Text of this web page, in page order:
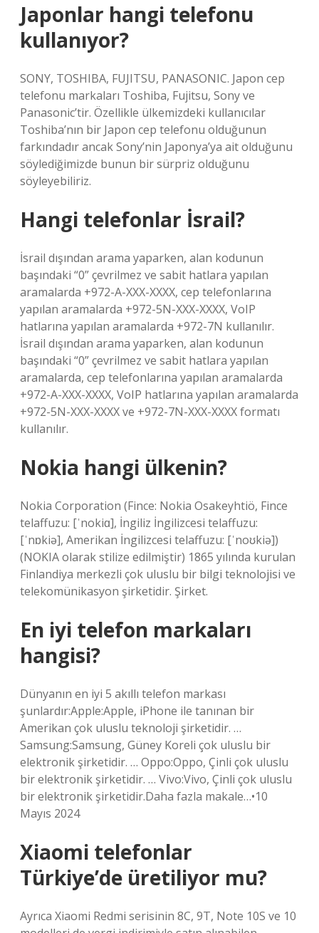
Japonlar hangi telefonu
kullanıyor?
SONY, TOSHIBA, FUJITSU, PANASONIC. Japon cep
telefonu markaları Toshiba, Fujitsu, Sony ve
Panasonic’tir. Özellikle ülkemizdeki kullanıcılar
Toshiba’nın bir Japon cep telefonu olduğunun
farkındadır ancak Sony’nin Japonya’ya ait olduğunu
söylediğimizde bunun bir sürpriz olduğunu
söyleyebiliriz.
Hangi telefonlar İsrail?
İsrail dışından arama yaparken, alan kodunun
başındaki “0” çevrilmez ve sabit hatlara yapılan
aramalarda +972-A-XXX-XXXX, cep telefonlarına
yapılan aramalarda +972-5N-XXX-XXXX, VoIP
hatlarına yapılan aramalarda +972-7N kullanılır.
İsrail dışından arama yaparken, alan kodunun
başındaki “0” çevrilmez ve sabit hatlara yapılan
aramalarda, cep telefonlarına yapılan aramalarda
+972-A-XXX-XXXX, VoIP hatlarına yapılan aramalarda
+972-5N-XXX-XXXX ve +972-7N-XXX-XXXX formatı
kullanılır.
Nokia hangi ülkenin?
Nokia Corporation (Fince: Nokia Osakeyhtiö, Fince
telaffuzu: [ˈnokiɑ], İngiliz İngilizcesi telaffuzu:
[ˈnɒkiə], Amerikan İngilizcesi telaffuzu: [ˈnoʊkiə])
(NOKIA olarak stilize edilmiştir) 1865 yılında kurulan
Finlandiya merkezli çok uluslu bir bilgi teknolojisi ve
telekomünikasyon şirketidir. Şirket.
En iyi telefon markaları
hangisi?
Dünyanın en iyi 5 akıllı telefon markası
şunlardır:Apple:Apple, iPhone ile tanınan bir
Amerikan çok uluslu teknoloji şirketidir. …
Samsung:Samsung, Güney Koreli çok uluslu bir
elektronik şirketidir. … Oppo:Oppo, Çinli çok uluslu
bir elektronik şirketidir. … Vivo:Vivo, Çinli çok uluslu
bir elektronik şirketidir.Daha fazla makale…•10
Mayıs 2024
Xiaomi telefonlar
Türkiye’de üretiliyor mu?
Ayrıca Xiaomi Redmi serisinin 8C, 9T, Note 10S ve 10